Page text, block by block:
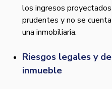
los ingresos
prudentes y no se
una inmobiliaria.
Riesgos legales y
inmueble